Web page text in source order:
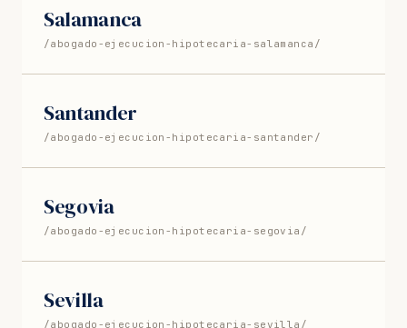
Salamanca
/abogado-ejecucion-hipotecaria-salamanca/
Santander
/abogado-ejecucion-hipotecaria-santander/
Segovia
/abogado-ejecucion-hipotecaria-segovia/
Sevilla
/abogado-ejecucion-hipotecaria-sevilla/